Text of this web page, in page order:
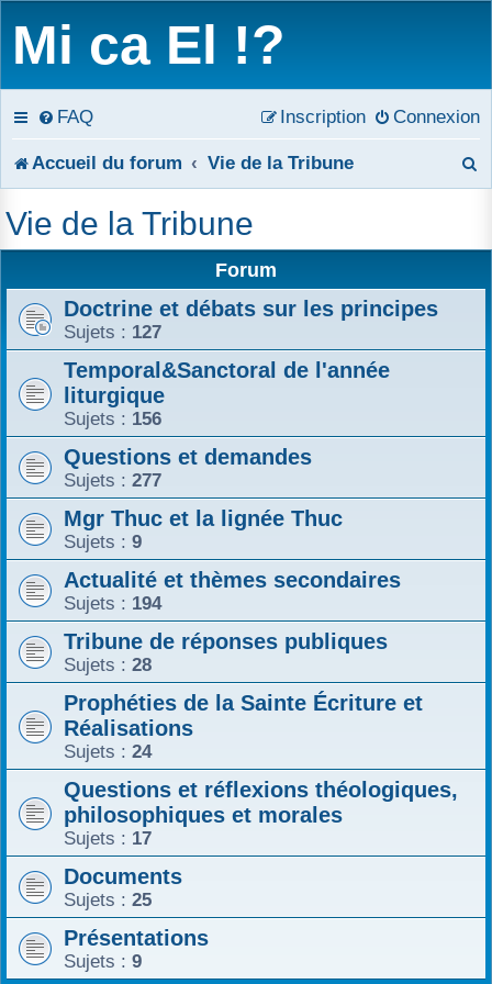
Mi ca El !?
FAQ Connexion
Inscription
Accueil du forum Vie de la Tribune
h
Vie de la Tribune
Forum
Doctrine et débats sur les principes
Sujets : 127
Temporal&Sanctoral de l'année
liturgique
Sujets : 156
Questions et demandes
Sujets : 277
Mgr Thuc et la lignée Thuc
Sujets : 9
Actualité et thèmes secondaires
Sujets : 194
Tribune de réponses publiques
Sujets : 28
Prophéties de la Sainte Écriture et
Réalisations
Sujets : 24
Questions et réflexions théologiques,
philosophiques et morales
Sujets : 17
Documents
Sujets : 25
Présentations
Sujets : 9